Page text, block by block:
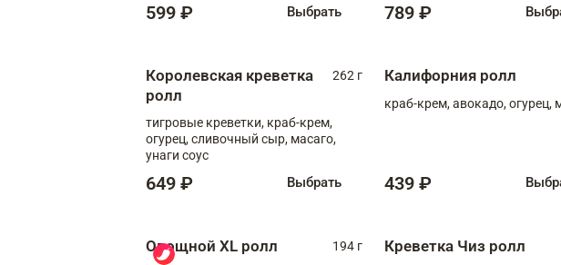
599 ₽ Выбрать 789 ₽
Королевская креветка
ролл
262 г
тигровые креветки, краб-крем,
огурец, сливочный сыр, масаго,
унаги соус
649 ₽ Выбрать
Калифорния ролл
краб-крем, авокадо, огурец,
439 ₽
Овощной XL ролл
194 г
Креветка Чиз ролл